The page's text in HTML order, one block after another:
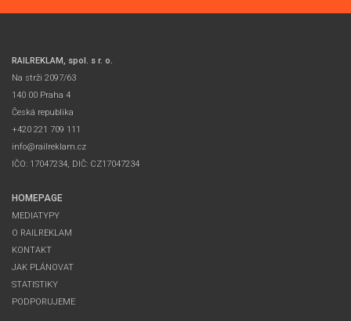
RAILREKLAM, spol. s r. o.
Na strži 2097/63
140 00 Praha 4
Česká republika
+420 221 709 111
info@railreklam.cz
IČO: 17047234, DIČ: CZ17047234
HOMEPAGE
MEDIATYPY
O RAILREKLAM
KONTAKT
JAK PLÁNOVAT
STATISTIKY
PODPORUJEME